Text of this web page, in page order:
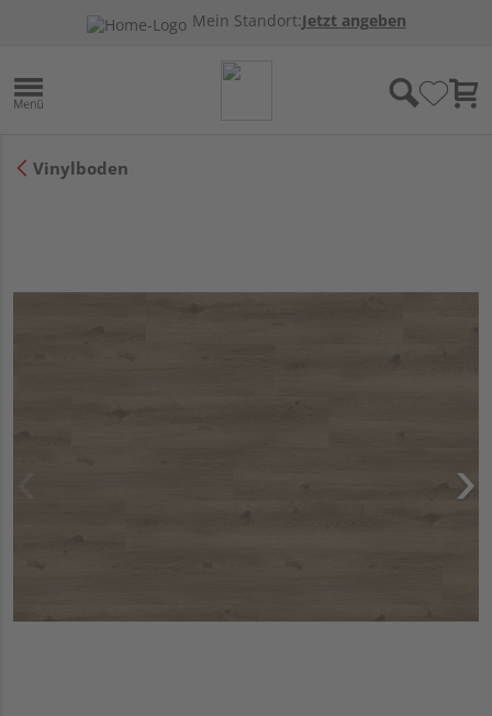
Mein Standort:Jetzt angeben
Vinylboden